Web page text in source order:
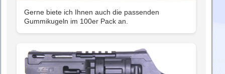
Gerne biete ich Ihnen auch die passenden
Gummikugeln im 100er Pack an.